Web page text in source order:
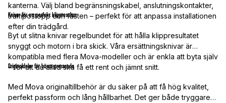
kanterna. Välj bland begränsningskabel, anslutningskontakter,
trampostopp och fästen – perfekt för att anpassa installationen
efter din trädgård.
Knivar för ett perfekt klippresultat
Byt ut slitna knivar regelbundet för att hålla klippresultatet
snyggt och motorn i bra skick. Våra ersättningsknivar är
kompatibla med flera Mova-modeller och är enkla att byta själv
– för att du alltid ska få ett rent och jämnt snitt.
Originaldelar för bästa prestanda
Med Mova originaltillbehör är du säker på att få hög kvalitet,
perfekt passform och lång hållbarhet. Det ger både tryggare